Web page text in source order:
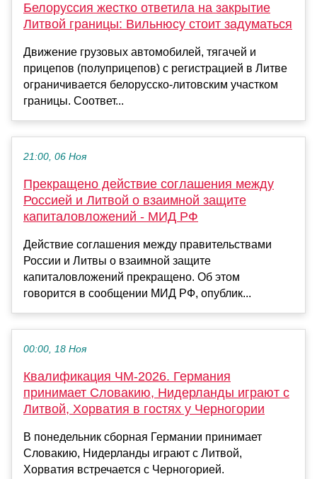
Белоруссия жестко ответила на закрытие
Литвой границы: Вильнюсу стоит задуматься
Движение грузовых автомобилей, тягачей и
прицепов (полуприцепов) с регистрацией в Литве
ограничивается белорусско-литовским участком
границы. Соответ...
21:00, 06 Ноя
Прекращено действие соглашения между
Россией и Литвой о взаимной защите
капиталовложений - МИД РФ
Действие соглашения между правительствами
России и Литвы о взаимной защите
капиталовложений прекращено. Об этом
говорится в сообщении МИД РФ, опублик...
00:00, 18 Ноя
Квалификация ЧМ-2026. Германия
принимает Словакию, Нидерланды играют с
Литвой, Хорватия в гостях у Черногории
В понедельник сборная Германии принимает
Словакию, Нидерланды играют с Литвой,
Хорватия встречается с Черногорией.